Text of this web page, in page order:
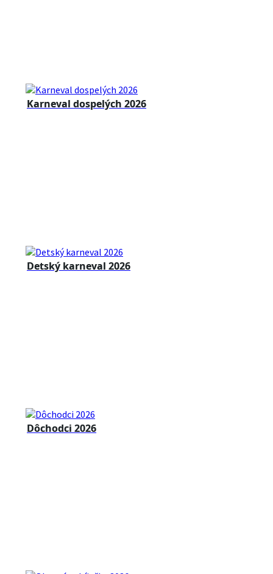
Karneval dospelých 2026
Detský karneval 2026
Dôchodci 2026